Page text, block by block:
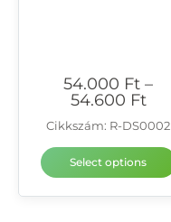
54.000 Ft –
54.600 Ft
Cikkszám: R-DS0002
Select options